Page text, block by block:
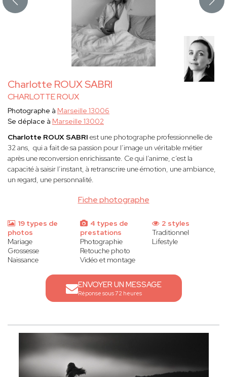
Charlotte ROUX SABRI
CHARLOTTE ROUX
Fiche photographe
Photographe à Marseille 13006
Se déplace à Marseille 13002
Charlotte ROUX SABRI est une photographe professionnelle de
32 ans, qui a fait de sa passion pour l’image un véritable métier
après une reconversion enrichissante. Ce qui l’anime, c’est la
capacité à saisir l’instant, à retranscrire une émotion, une ambiance,
un regard, une personnalité.
19 types de
photos
Mariage
Grossesse
Naissance
4 types de
prestations
Photographie
Retouche photo
Vidéo et montage
2 styles
Traditionnel
Lifestyle
ENVOYER UN MESSAGE
Réponse sous 72 heures